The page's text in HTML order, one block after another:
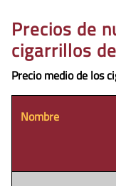
Precios de
cigarrillos
Precio medio de los
Nombre